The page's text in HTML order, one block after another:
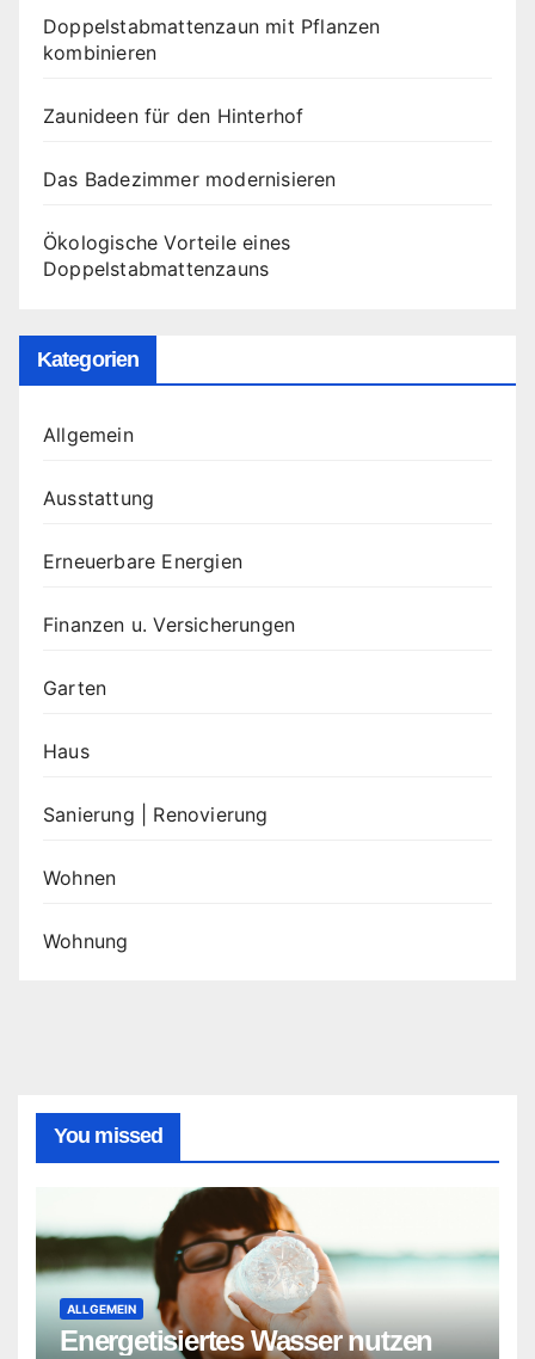
Doppelstabmattenzaun mit Pflanzen
kombinieren
Zaunideen für den Hinterhof
Das Badezimmer modernisieren
Ökologische Vorteile eines
Doppelstabmattenzauns
Kategorien
Allgemein
Ausstattung
Erneuerbare Energien
Finanzen u. Versicherungen
Garten
Haus
Sanierung | Renovierung
Wohnen
Wohnung
You missed
ALLGEMEIN
Energetisiertes Wasser nutzen